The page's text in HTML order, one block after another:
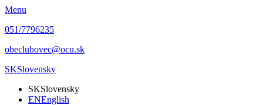
Menu
051/7796235
obeclubovec@ocu.sk
SKSlovensky
SKSlovensky
ENEnglish